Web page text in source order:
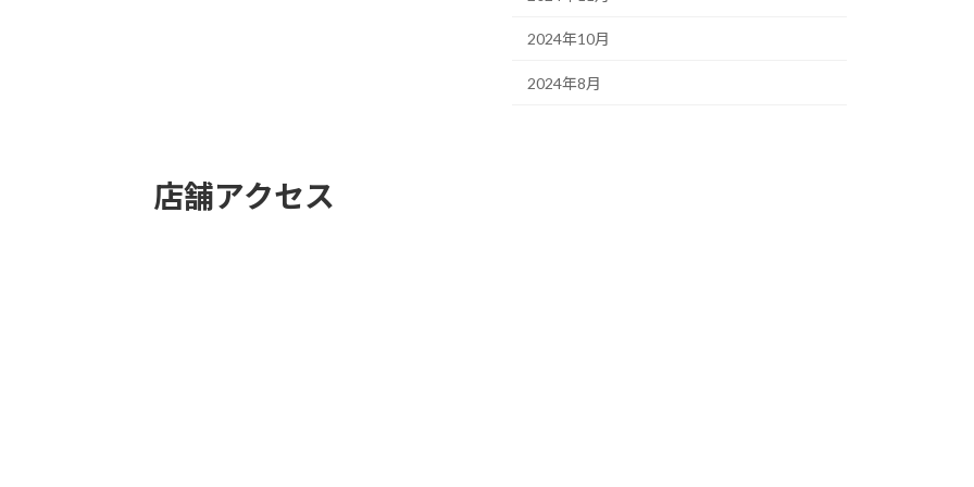
2024年10月
2024年8月
店舗アクセス